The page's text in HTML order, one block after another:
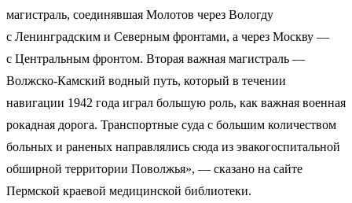
магистраль, соединявшая Молотов через Вологду
с Ленинградским и Северным фронтами, а через Москву —
с Центральным фронтом. Вторая важная магистраль —
Волжско-Камский водный путь, который в течении
навигации 1942 года играл большую роль, как важная военная
рокадная дорога. Транспортные суда с большим количеством
больных и раненых направлялись сюда из эвакогоспитальной
обширной территории Поволжья», — сказано на сайте
Пермской краевой медицинской библиотеки.